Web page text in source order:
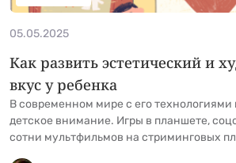
05.05.2025
Как развить эстетический и
вкус у ребенка
В современном мире с его технологиями
детское внимание. Игры в планшете,
сотни мультфильмов на стриминговых